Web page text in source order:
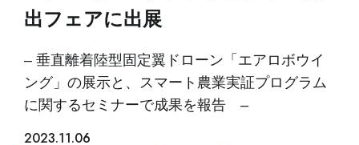
出フェアに出展
– 垂直離着陸型固定翼ドローン「エアロボウイ
ング」の展示と、スマート農業実証プログラム
に関するセミナーで成果を報告 –
2023.11.06